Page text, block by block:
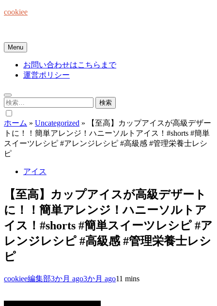
Skip
cookiee
Menu
お問い合わせはこちらまで
運営ポリシー
検
索:
ホーム » Uncategorized »
【至高】カップアイスが高級デザー
トに！！簡単アレンジ！ハニーソルトアイス！#shorts #簡単
スイーツレシピ #アレンジレシピ #高級感 #管理栄養士レシ
ピ
アイス
【至高】カップアイスが高級デザート
に！！簡単アレンジ！ハニーソルトア
イス！#shorts #簡単スイーツレシピ #ア
レンジレシピ #高級感 #管理栄養士レシ
ピ
cookiee編集部3か月 ago3か月 ago11 mins